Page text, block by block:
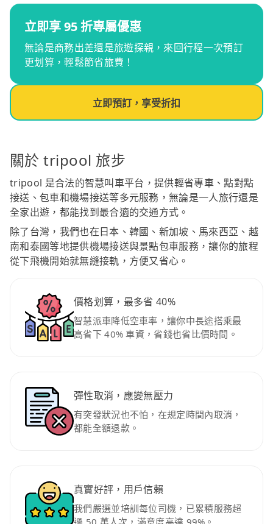
立即享 95 折專屬優惠
無論是商務出差還是旅遊探親，來回行程一次預訂
更划算，輕鬆節省旅費！
立即預訂，享受折扣
關於 tripool 旅步
tripool 是合法的智慧叫車平台，提供輕省專車、點對點
接送、包車和機場接送等多元服務，無論是一人旅行還是
全家出遊，都能找到最合適的交通方式。
除了台灣，我們也在日本、韓國、新加坡、馬來西亞、越
南和泰國等地提供機場接送與景點包車服務，讓你的旅程
從下飛機開始就無縫接軌，方便又省心。
價格划算，最多省 40%
智慧派車降低空車率，讓你中長途搭乘最
高省下 40% 車資，省錢也省比價時間。
彈性取消，應變無壓力
有突發狀況也不怕，在規定時間內取消，
都能全額退款。
真實好評，用戶信賴
我們嚴選並培訓每位司機，已累積服務超